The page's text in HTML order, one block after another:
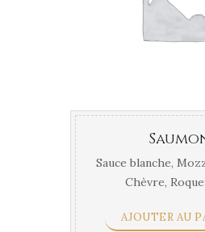
Sauce blanche,
Chèvre,
AJOUTER AU